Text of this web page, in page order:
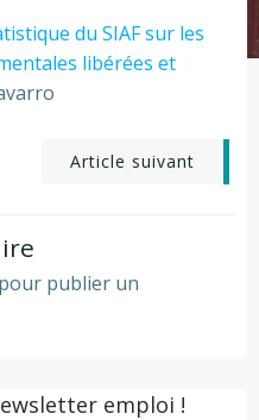
du SIAF sur les
libérées et
Post
navigation
Article suivant
pour publier un
emploi !